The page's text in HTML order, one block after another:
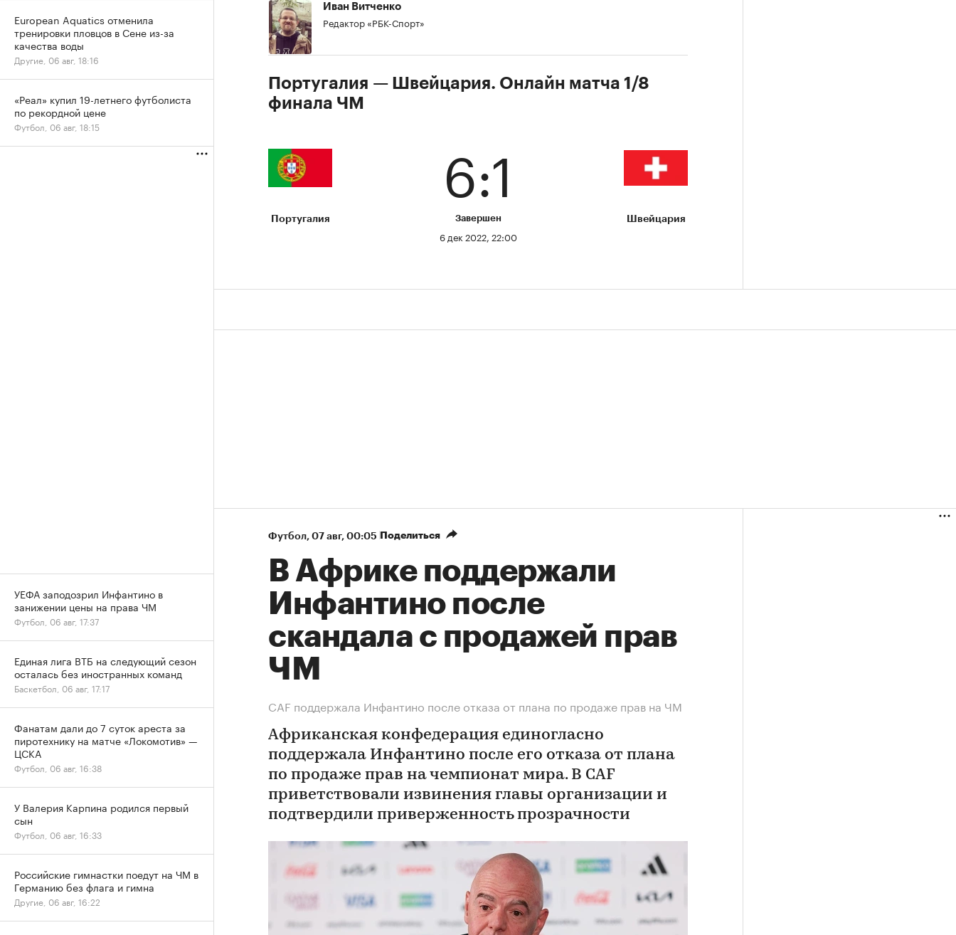
Иван Витченко
Редактор «РБК-Спорт»
Португалия — Швейцария. Онлайн матча 1/8
финала ЧМ
6:1
Португалия Завершен
6 дек 2022, 22:00
Швейцария
Футбол⁠, 07 авг, 00:05 Поделиться
В Африке поддержали
Инфантино после
скандала с продажей прав
ЧМ
СAF поддержала Инфантино после отказа от плана по продаже прав на ЧМ
Африканская конфедерация единогласно
поддержала Инфантино после его отказа от плана
по продаже прав на чемпионат мира. В CAF
приветствовали извинения главы организации и
подтвердили приверженность прозрачности
European Aquatics отменила
тренировки пловцов в Сене из-за
качества воды
Другие, 06 авг, 18:16
«Реал» купил 19-летнего футболиста
по рекордной цене
Футбол, 06 авг, 18:15
УЕФА заподозрил Инфантино в
занижении цены на права ЧМ
Футбол, 06 авг, 17:37
Единая лига ВТБ на следующий сезон
осталась без иностранных команд
Баскетбол, 06 авг, 17:17
Фанатам дали до 7 суток ареста за
пиротехнику на матче «Локомотив» —
ЦСКА
Футбол, 06 авг, 16:38
У Валерия Карпина родился первый
сын
Футбол, 06 авг, 16:33
Российские гимнастки поедут на ЧМ в
Германию без флага и гимна
Другие, 06 авг, 16:22